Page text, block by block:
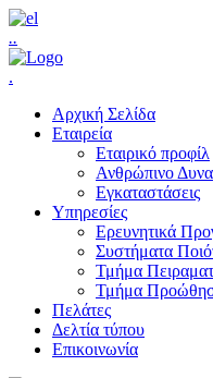
..
.
Αρχική Σελίδα
Εταιρεία
Εταιρικό προφίλ
Ανθρώπινο
Εγκαταστάσεις
Υπηρεσίες
Ερευνητικά
Συστήματα
Τμήμα
Τμήμα
Πελάτες
Δελτία τύπου
Επικοινωνία